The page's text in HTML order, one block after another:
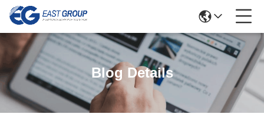
Blog Details